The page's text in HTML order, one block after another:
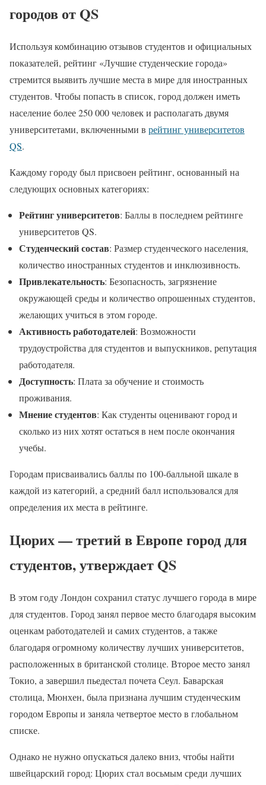
городов от QS
Используя комбинацию отзывов студентов и официальных
показателей, рейтинг «Лучшие студенческие города»
стремится выявить лучшие места в мире для иностранных
студентов. Чтобы попасть в список, город должен иметь
население более 250 000 человек и располагать двумя
университетами, включенными в рейтинг университетов
QS.
Каждому городу был присвоен рейтинг, основанный на
следующих основных категориях:
Рейтинг университетов: Баллы в последнем рейтинге
университетов QS.
Студенческий состав: Размер студенческого населения,
количество иностранных студентов и инклюзивность.
Привлекательность: Безопасность, загрязнение
окружающей среды и количество опрошенных студентов,
желающих учиться в этом городе.
Активность работодателей: Возможности
трудоустройства для студентов и выпускников, репутация
работодателя.
Доступность: Плата за обучение и стоимость
проживания.
Мнение студентов: Как студенты оценивают город и
сколько из них хотят остаться в нем после окончания
учебы.
Городам присваивались баллы по 100-балльной шкале в
каждой из категорий, а средний балл использовался для
определения их места в рейтинге.
Цюрих — третий в Европе город для
студентов, утверждает QS
В этом году Лондон сохранил статус лучшего города в мире
для студентов. Город занял первое место благодаря высоким
оценкам работодателей и самих студентов, а также
благодаря огромному количеству лучших университетов,
расположенных в британской столице. Второе место занял
Токио, а завершил пьедестал почета Сеул. Баварская
столица, Мюнхен, была признана лучшим студенческим
городом Европы и заняла четвертое место в глобальном
списке.
Однако не нужно опускаться далеко вниз, чтобы найти
швейцарский город: Цюрих стал восьмым среди лучших